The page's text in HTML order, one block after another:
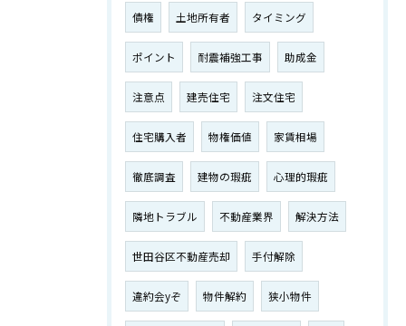
債権 土地所有者 タイミング
ポイント 耐震補強工事 助成金
注意点 建売住宅 注文住宅
住宅購入者 物権価値 家賃相場
徹底調査 建物の瑕疵 心理的瑕疵
隣地トラブル 不動産業界 解決方法
世田谷区不動産売却 手付解除
違約会yぞ 物件解約 狭小物件